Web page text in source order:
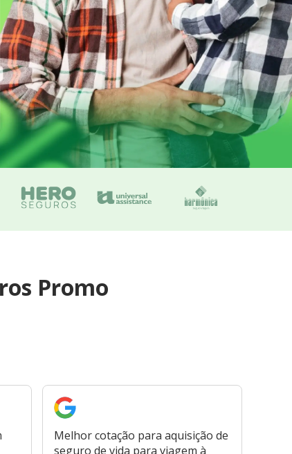
Promo
Melhor cotação para aquisição de
seguro de vida para viagem à